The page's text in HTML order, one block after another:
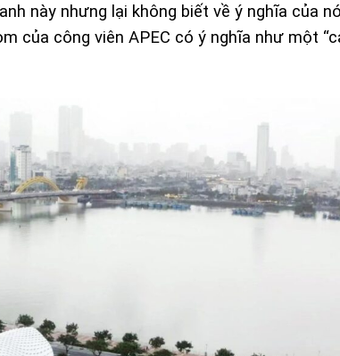
này nhưng lại không biết về ý nghĩa của
của công viên APEC có ý nghĩa như một